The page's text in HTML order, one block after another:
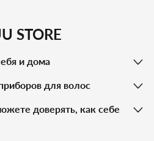
STORE
и дома
для волос
доверять, как себе